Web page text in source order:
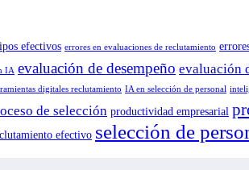
efectivos errores en evaluaciones de reclutamiento
IA evaluación de desempeño evaluación
digitales reclutamiento IA en selección de personal
de selección productividad empresarial
efectivo selección de